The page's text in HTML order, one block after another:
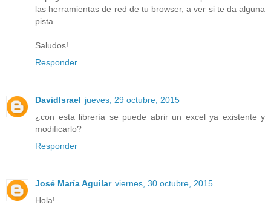
las herramientas de red de tu browser, a ver si te da alguna
pista.
Saludos!
Responder
DavidIsrael jueves, 29 octubre, 2015
¿con esta librería se puede abrir un excel ya existente y
modificarlo?
Responder
José María Aguilar viernes, 30 octubre, 2015
Hola!